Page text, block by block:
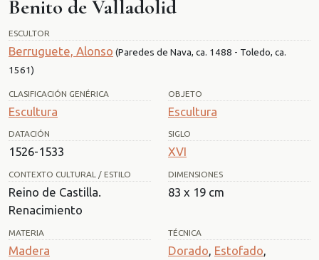
Benito de Valladolid
ESCULTOR
Berruguete, Alonso (Paredes de Nava, ca. 1488 - Toledo, ca.
1561)
CLASIFICACIÓN GENÉRICA
Escultura
OBJETO
Escultura
DATACIÓN
1526-1533
SIGLO
XVI
CONTEXTO CULTURAL / ESTILO
Reino de Castilla.
Renacimiento
DIMENSIONES
83 x 19 cm
MATERIA
Madera
TÉCNICA
Dorado, Estofado,